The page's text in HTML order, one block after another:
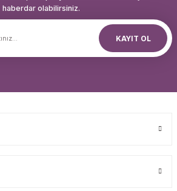
haberdar olabilirsiniz.
KAYIT OL